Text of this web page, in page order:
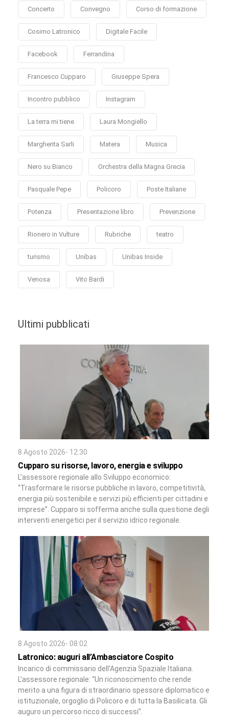
Concerto Convegno Corso di formazione
Cosimo Latronico Digitale Facile
Facebook Ferrandina
Francesco Cupparo Giuseppe Spera
Incontro pubblico Instagram
La terra mi tiene Laura Mongiello
Margherita Sarli Matera Musica
Nero su Bianco Orchestra della Magna Grecia
Pasquale Pepe Policoro Poste Italiane
Potenza Presentazione libro Prevenzione
Rionero in Vulture Rubriche teatro
turismo Unibas Unibas Inside
Venosa Vito Bardi
Ultimi pubblicati
8 Agosto 2026- 12:30
Cupparo su risorse, lavoro, energia e sviluppo
L’assessore regionale allo Sviluppo economico:
“Trasformare le risorse pubbliche in lavoro, competitività,
energia più sostenibile e servizi più efficienti per cittadini e
imprese”. Cupparo si sofferma anche sulla questione degli
interventi energetici per il servizio idrico regionale.
8 Agosto 2026- 08:02
Latronico: auguri all’Ambasciatore Cospito
Incarico di commissario dell’Agenzia Spaziale Italiana.
L’assessore regionale: “Un riconoscimento che rende
merito a una figura di straordinario spessore diplomatico e
istituzionale, orgoglio di Policoro e di tutta la Basilicata. Gli
auguro un percorso ricco di successi”.